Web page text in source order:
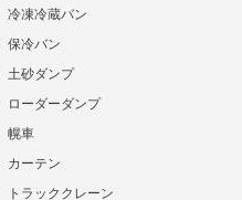
冷凍冷蔵バン
保冷バン
土砂ダンプ
ローダーダンプ
幌車
カーテン
トラッククレーン